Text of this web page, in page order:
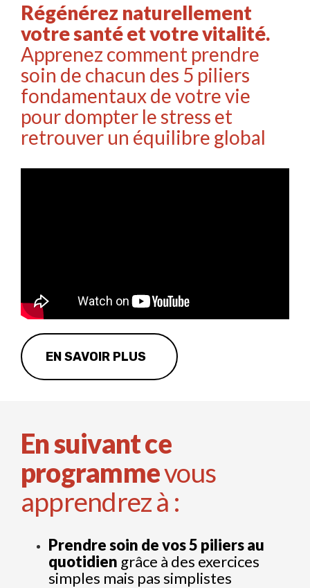
Régénérez naturellement
votre santé et votre vitalité.
Apprenez comment prendre
soin de chacun des 5 piliers
fondamentaux de votre vie
pour dompter le stress et
retrouver un équilibre global
EN SAVOIR PLUS
En suivant ce
programmevous
apprendrez à :
Prendre soin de vos 5 piliers au
quotidien grâce à des exercices
simples mais pas simplistes